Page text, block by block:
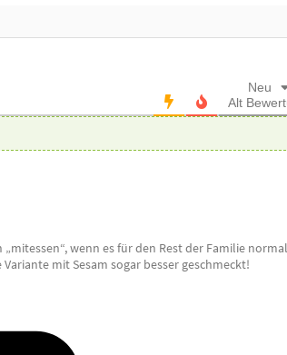
Neu
Alt
wenn es für den Rest der Familie
mit Sesam sogar besser geschmeckt!